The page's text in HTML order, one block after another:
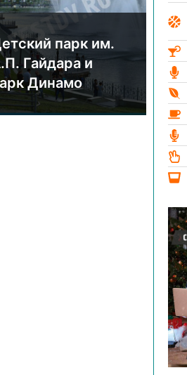
парк им.
Гайдара и
Динамо